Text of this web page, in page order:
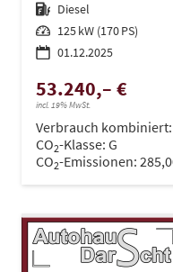
Kraftstoff Diesel
Leistung 125 kW (170 PS)
01.12.2025
53.240,– €
incl. 19% MwSt.
Verbrauch kombiniert:
CO2-Klasse: G
CO2-Emissionen: